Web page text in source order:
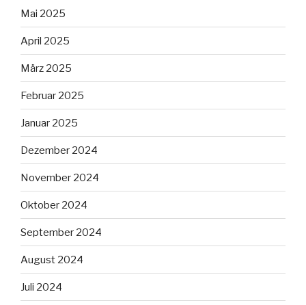
Mai 2025
April 2025
März 2025
Februar 2025
Januar 2025
Dezember 2024
November 2024
Oktober 2024
September 2024
August 2024
Juli 2024